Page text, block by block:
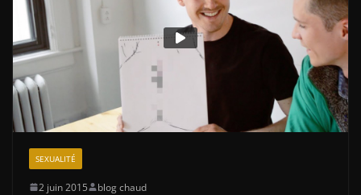
SEXUALITÉ
2 juin 2015 blog chaud